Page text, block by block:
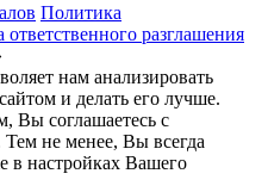
Политика
разглашения
нам анализировать
и делать его лучше.
Вы соглашаетесь с
не менее, Вы всегда
в настройках Вашего